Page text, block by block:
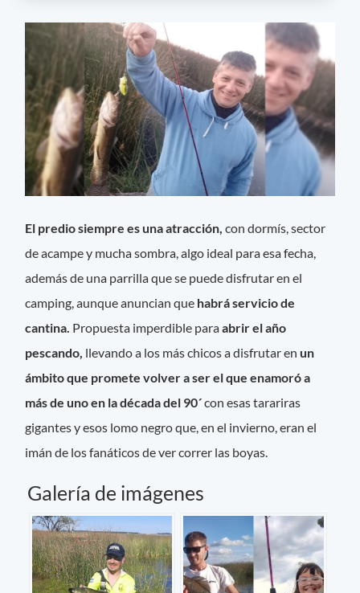
El predio siempre es una atracción, con dormís, sector
de acampe y mucha sombra, algo ideal para esa fecha,
además de una parrilla que se puede disfrutar en el
camping, aunque anuncian que habrá servicio de
cantina. Propuesta imperdible paraabrir el año
pescando, llevando a los más chicos a disfrutar en un
ámbito que promete volver a ser el que enamoró a
más de uno en la década del 90´con esas tarariras
gigantes y esos lomo negro que, en el invierno, eran el
imán de los fanáticos de ver correr las boyas.
Galería de imágenes